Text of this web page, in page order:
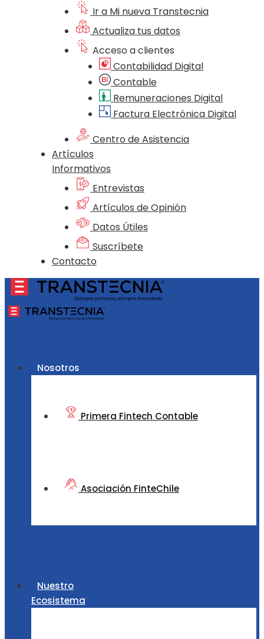
Ir a Mi nueva Transtecnia
Actualiza tus datos
Acceso a clientes
Contabilidad Digital
Contable
Remuneraciones Digital
Factura Electrónica Digital
Centro de Asistencia
Artículos
Informativos
Entrevistas
Artículos de Opinión
Datos Útiles
Suscríbete
Contacto
Nosotros
Primera Fintech Contable
Asociación FinteChile
Nuestro
Ecosistema